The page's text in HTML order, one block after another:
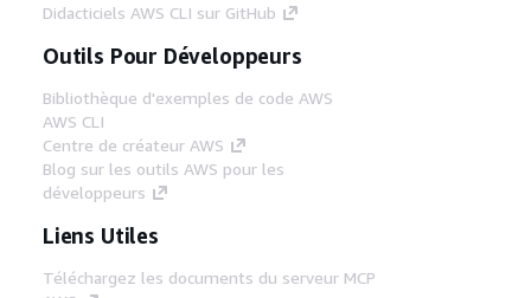
Didacticiels AWS CLI sur GitHub
Outils Pour Développeurs
Bibliothèque d'exemples de code AWS
AWS CLI
Centre de créateur AWS
Blog sur les outils AWS pour les
développeurs
Liens Utiles
Téléchargez les documents du serveur MCP